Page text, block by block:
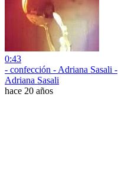
0:43
- confección - Adriana Sasali -
Adriana Sasali
hace 20 años